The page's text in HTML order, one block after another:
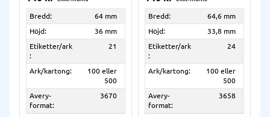
Bredd:
64 mm
Höjd:
36 mm
Etiketter/ark
:
21
Ark/kartong:
100 eller
500
Avery-
format:
3670
Bredd:
64,6 mm
Höjd:
33,8 mm
Etiketter/ark
:
24
Ark/kartong:
100 eller
500
Avery-
format:
3658